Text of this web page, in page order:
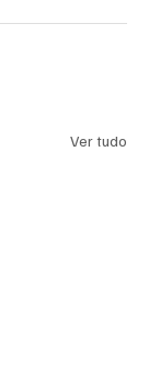
Ver tudo